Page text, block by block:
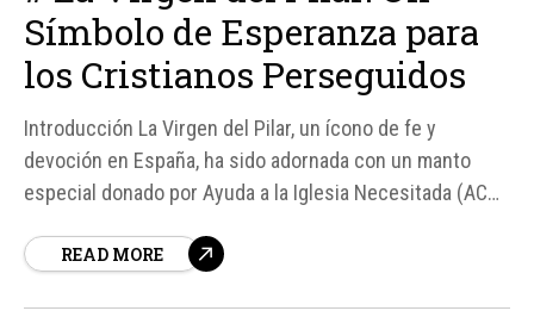
Símbolo de Esperanza para
los Cristianos Perseguidos
Introducción La Virgen del Pilar, un ícono de fe y
devoción en España, ha sido adornada con un manto
especial donado por Ayuda a la Iglesia Necesitada (ACN)
organización en el país. Este gesto simbólico busca
READ MORE